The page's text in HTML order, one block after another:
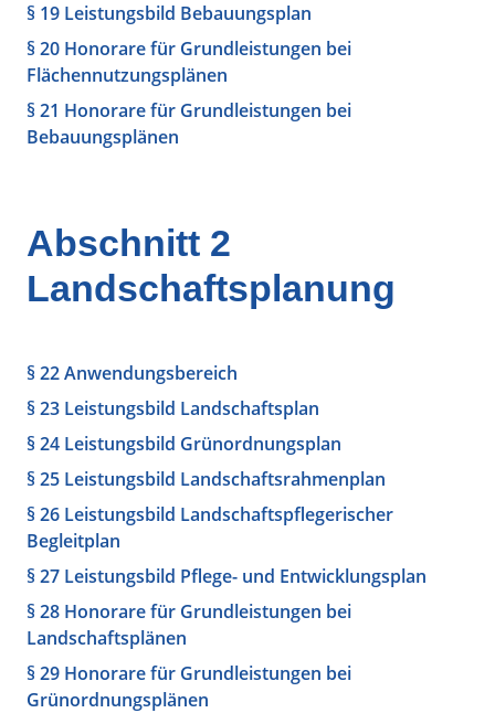
§ 19 Leistungsbild Bebauungsplan
§ 20 Honorare für Grundleistungen bei
Flächennutzungsplänen
§ 21 Honorare für Grundleistungen bei
Bebauungsplänen
Abschnitt 2
Landschaftsplanung
§ 22 Anwendungsbereich
§ 23 Leistungsbild Landschaftsplan
§ 24 Leistungsbild Grünordnungsplan
§ 25 Leistungsbild Landschaftsrahmenplan
§ 26 Leistungsbild Landschaftspflegerischer
Begleitplan
§ 27 Leistungsbild Pflege- und Entwicklungsplan
§ 28 Honorare für Grundleistungen bei
Landschaftsplänen
§ 29 Honorare für Grundleistungen bei
Grünordnungsplänen